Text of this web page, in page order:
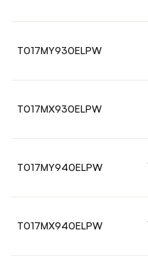
T017MY930ELPW
T017MX930ELPW
T017MY940ELPW
T017MX940ELPW